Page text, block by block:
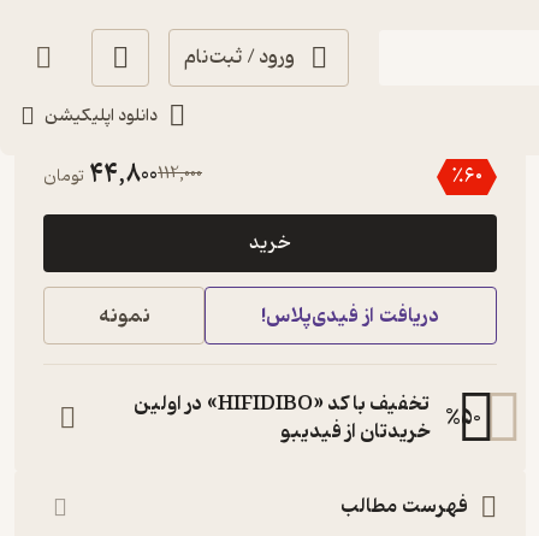
ورود / ثبت‌نام
دانلود اپلیکیشن
٪60
112,000
44,800 تومان
خرید
دریافت از فیدی‌پلاس! نمونه
%50
تخفیف با کد «HIFIDIBO» در اولین
خریدتان از فیدیبو
فهرست مطالب